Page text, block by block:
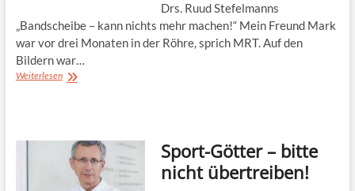
Drs. Ruud Stefelmanns
„Bandscheibe – kann nichts mehr machen!“ Mein Freund Mark
war vor drei Monaten in der Röhre, sprich MRT. Auf den
Bildern war…
WeiterlesenKeine
Sport-Götter – bitte
nicht übertreiben!